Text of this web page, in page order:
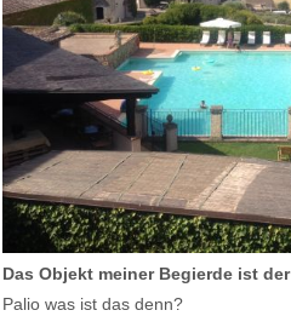
Das Objekt meiner Begierde ist
Palio was ist das denn?